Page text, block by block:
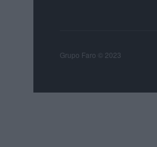
Grupo Faro © 2023